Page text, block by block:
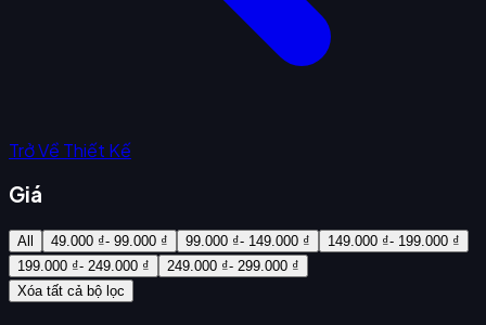
Trở Về Thiết Kế
Giá
All 49.000 ₫- 99.000 ₫ 99.000 ₫- 149.000 ₫
149.000 ₫- 199.000 ₫
199.000 ₫- 249.000 ₫
249.000 ₫- 299.000 ₫
Xóa tất cả bộ lọc